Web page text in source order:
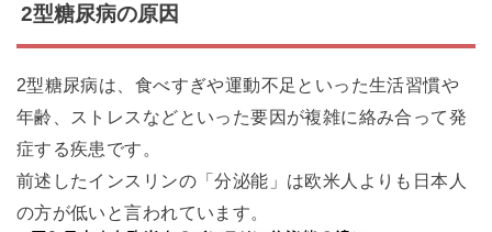
2型糖尿病の原因
2型糖尿病は、食べすぎや運動不足といった生活習慣や
年齢、ストレスなどといった要因が複雑に絡み合って発
症する疾患です。
前述したインスリンの「分泌能」は欧米人よりも日本人
の方が低いと言われています。